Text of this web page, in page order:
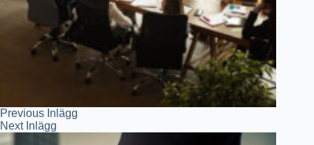
Previous Inlägg
Next Inlägg